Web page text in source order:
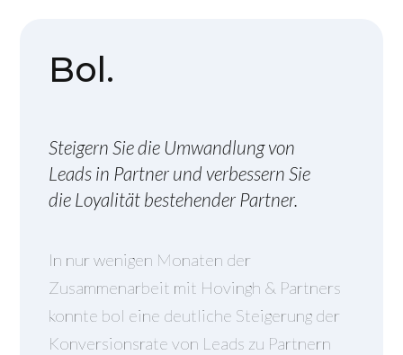
Bol.
Steigern Sie die Umwandlung von
Leads in Partner und verbessern Sie
die Loyalität bestehender Partner.
In nur wenigen Monaten der
Zusammenarbeit mit Hovingh & Partners
konnte bol eine deutliche Steigerung der
Konversionsrate von Leads zu Partnern